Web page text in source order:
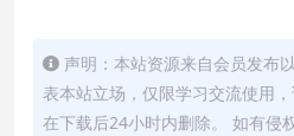
声明：本站资源来自会员发布
表本站立场，仅限学习交流使用
在下载后24小时内删除。 如有侵